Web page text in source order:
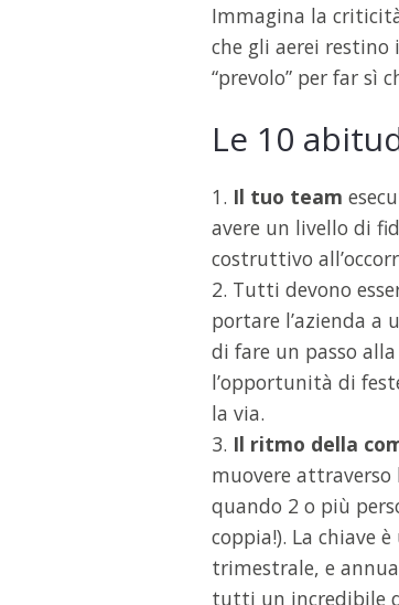
Immagina la
che gli aerei
“prevolo” per far sì
Le 10
1. Il tuo team
avere un livello di
costruttivo
2. Tutti devono
portare l’azienda
di fare un passo
l’opportunità di
la via.
3. Il ritmo della
muovere attraverso
quando 2 o più
coppia!). La chiave
trimestrale, e
tutti un incredibile